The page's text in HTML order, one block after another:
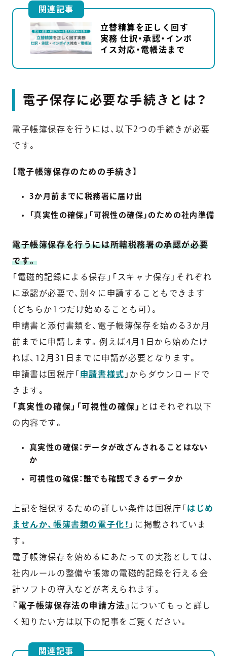
関連記事
立替精算を正しく回す
実務 仕訳・承認・インボ
イス対応・電帳法まで
電子保存に必要な手続きとは？
電子帳簿保存を行うには、以下2つの手続きが必要
です。
【 電子帳簿保存のための手続き 】
3か月前までに税務署に届け出
「真実性の確保」「可視性の確保」のための社内準備
電子帳簿保存を行うには所轄税務署の承認が必要
です。
「電磁的記録による保存」「スキャナ保存」それぞれ
に承認が必要で、別々に申請することもできます
（どちらか1つだけ始めることも可）。
申請書と添付書類を、電子帳簿保存を始める3か月
前までに申請します。例えば4月1日から始めたけ
れば、12月31日までに申請が必要となります。
申請書は国税庁「 申請書様式 」からダウンロードで
きます。
「真実性の確保」「可視性の確保」 とはそれぞれ以下
の内容です。
真実性の確保：データが改ざんされることはない
か
可視性の確保：誰でも確認できるデータか
上記を担保するための詳しい条件は国税庁「 はじめ
ませんか、帳簿書類の電子化！ 」に掲載されていま
す。
電子帳簿保存を始めるにあたっての実務としては、
社内ルールの整備や帳簿の電磁的記録を行える会
計ソフトの導入などが考えられます。
『 電子帳簿保存法の申請方法 』についてもっと詳し
く知りたい方は以下の記事をご覧ください。
関連記事